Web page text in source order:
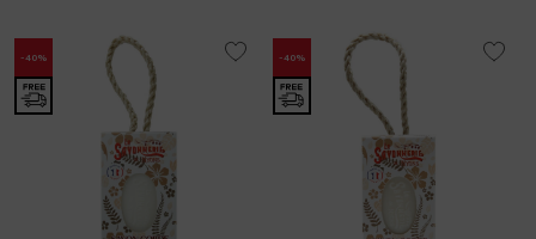
-40% -40%